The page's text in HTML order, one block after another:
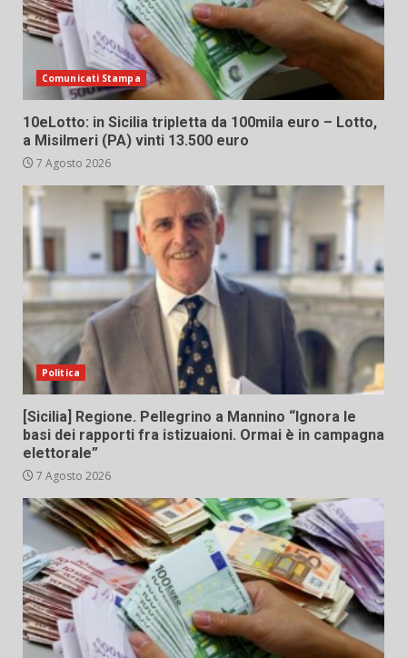
Comunicati Stampa
10eLotto: in Sicilia tripletta da 100mila euro – Lotto,
a Misilmeri (PA) vinti 13.500 euro
7 Agosto 2026
Politica
[Sicilia] Regione. Pellegrino a Mannino “Ignora le
basi dei rapporti fra istizuaioni. Ormai è in campagna
elettorale”
7 Agosto 2026